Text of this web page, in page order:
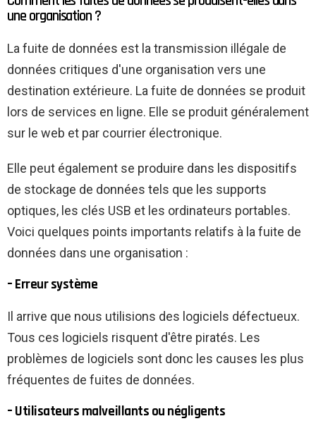
une organisation ?
La fuite de données est la transmission illégale de
données critiques d'une organisation vers une
destination extérieure. La fuite de données se produit
lors de services en ligne. Elle se produit généralement
sur le web et par courrier électronique.
Elle peut également se produire dans les dispositifs
de stockage de données tels que les supports
optiques, les clés USB et les ordinateurs portables.
Voici quelques points importants relatifs à la fuite de
données dans une organisation :
– Erreur système
Il arrive que nous utilisions des logiciels défectueux.
Tous ces logiciels risquent d'être piratés. Les
problèmes de logiciels sont donc les causes les plus
fréquentes de fuites de données.
– Utilisateurs malveillants ou négligents